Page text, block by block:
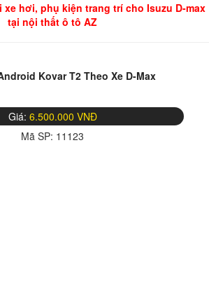
hơi, phụ kiện trang trí cho Isuzu D-max
tại nội thất ô tô AZ
Kovar T2 Theo Xe D-Max
Giá: 6.500.000 VNĐ
Mã SP: 11123